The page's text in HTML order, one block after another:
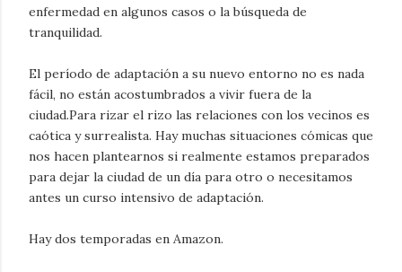
enfermedad en algunos casos o la búsqueda de
tranquilidad.
El período de adaptación a su nuevo entorno no es nada
fácil, no están acostumbrados a vivir fuera de la
ciudad.Para rizar el rizo las relaciones con los vecinos es
caótica y surrealista. Hay muchas situaciones cómicas que
nos hacen plantearnos si realmente estamos preparados
para dejar la ciudad de un día para otro o necesitamos
antes un curso intensivo de adaptación.
Hay dos temporadas en Amazon.